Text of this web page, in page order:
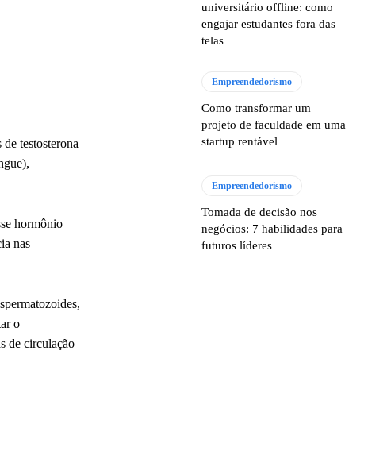
testosterona
hormônio
nas
o
de circulação
universitário offline: como
engajar estudantes fora das
telas
Empreendedorismo
Como transformar um
projeto de faculdade em uma
startup rentável
Empreendedorismo
Tomada de decisão nos
negócios: 7 habilidades para
futuros líderes